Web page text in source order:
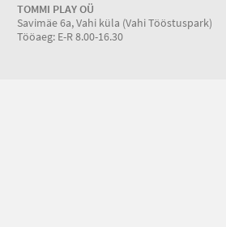
TOMMI PLAY OÜ
Savimäe 6a, Vahi küla (Vahi Tööstuspark)
Tööaeg: E-R 8.00-16.30